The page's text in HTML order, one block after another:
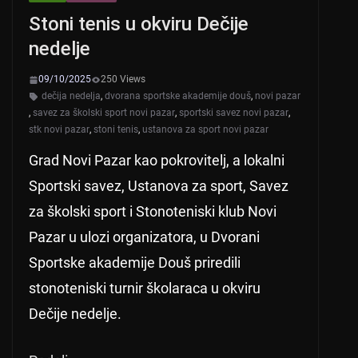
Stoni tenis u okviru Dečije
nedelje
09/10/2025
250 Views
dečija nedelja, dvorana sportske akademije douš, novi pazar
, savez za školski sport novi pazar, sportski savez novi pazar,
stk novi pazar, stoni tenis, ustanova za sport novi pazar
Grad Novi Pazar kao pokrovitelj, a lokalni
Sportski savez, Ustanova za sport, Savez
za školski sport i Stonoteniski klub Novi
Pazar u ulozi organizatora, u Dvorani
Sportske akademije Douš priredili
stonoteniski turnir školaraca u okviru
Dečije nedelje.